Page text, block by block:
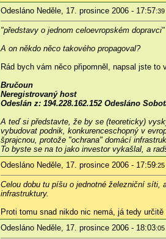
Odesláno Neděle, 17. prosince 2006 - 17:57:39
"představy o jednom celoevropském dopravci"
A on někdo něco takového propagoval?
Rád bych vám něco připomněl, napsal jste to
Bručoun
Neregistrovaný host
Odeslán z: 194.228.162.152 Odesláno
A teď si představte, že by se (teoreticky)
vybudovat podnik, konkurenceschopný v
šprajcnou, protože "ochrana" domácí
To byste se na to jako investor vykašlal, a
Odesláno Neděle, 17. prosince 2006 - 17:59:25
Celou dobu tu píšu o jednotné železniční síti,
infrastruktury.
Proti tomu snad nikdo nic nemá, já tedy
Odesláno Neděle, 17. prosince 2006 - 18:03:05